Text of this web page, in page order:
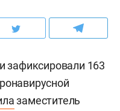
зафиксировали 163
заместитель